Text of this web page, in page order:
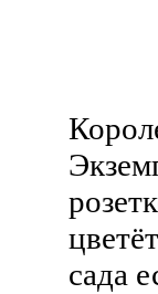
сада